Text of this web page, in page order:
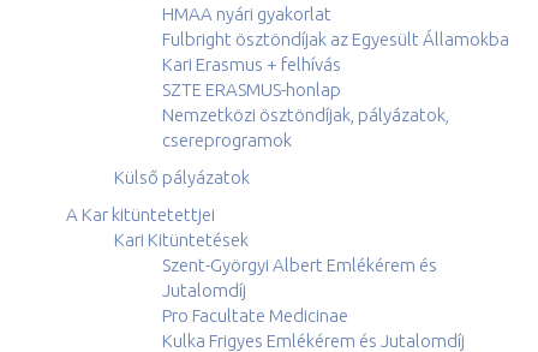
HMAA nyári gyakorlat
Fulbright ösztöndíjak az Egyesült Államokba
Kari Erasmus + felhívás
SZTE ERASMUS-honlap
Nemzetközi ösztöndíjak, pályázatok,
csereprogramok
Külső pályázatok
A Kar kitüntetettjei
Kari Kitüntetések
Szent-Györgyi Albert Emlékérem és
Jutalomdíj
Pro Facultate Medicinae
Kulka Frigyes Emlékérem és Jutalomdíj